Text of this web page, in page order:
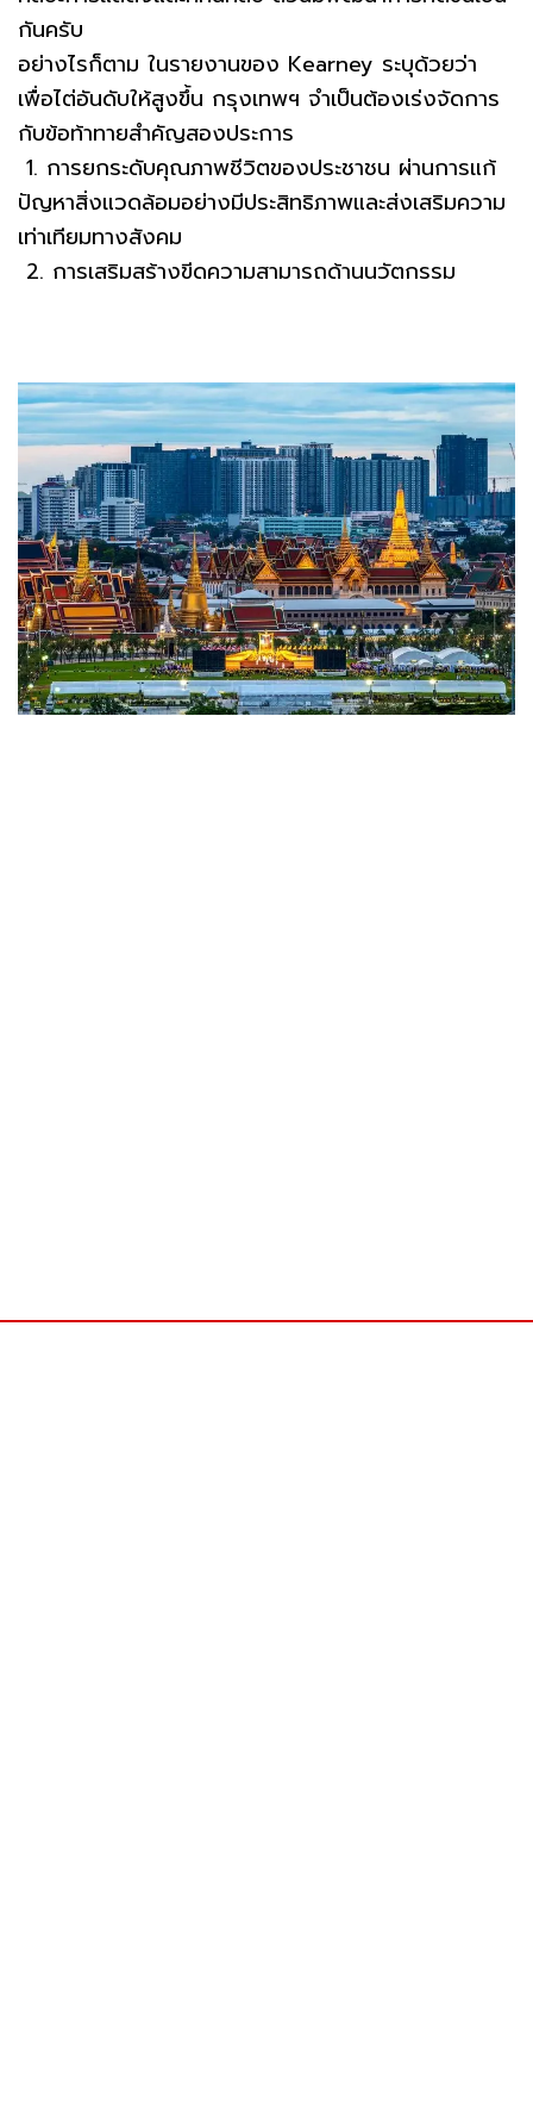
กันครับ
อย่างไรก็ตาม ในรายงานของ Kearney ระบุด้วยว่า
เพื่อไต่อันดับให้สูงขึ้น กรุงเทพฯ จำเป็นต้องเร่งจัดการ
กับข้อท้าทายสำคัญสองประการ
1. การยกระดับคุณภาพชีวิตของประชาชน ผ่านการแก้
ปัญหาสิ่งแวดล้อมอย่างมีประสิทธิภาพและส่งเสริมความ
เท่าเทียมทางสังคม
2. การเสริมสร้างขีดความสามารถด้านนวัตกรรม